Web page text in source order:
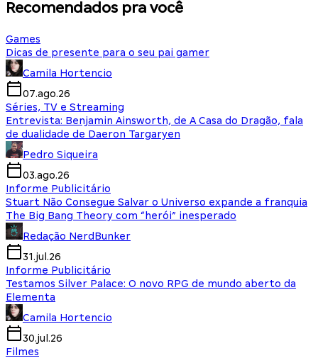
Recomendados pra você
Games
Dicas de presente para o seu pai gamer
Camila Hortencio
07.ago.26
Séries, TV e Streaming
Entrevista: Benjamin Ainsworth, de A Casa do Dragão, fala
de dualidade de Daeron Targaryen
Pedro Siqueira
03.ago.26
Informe Publicitário
Stuart Não Consegue Salvar o Universo expande a franquia
The Big Bang Theory com “herói” inesperado
Redação NerdBunker
31.jul.26
Informe Publicitário
Testamos Silver Palace: O novo RPG de mundo aberto da
Elementa
Camila Hortencio
30.jul.26
Filmes